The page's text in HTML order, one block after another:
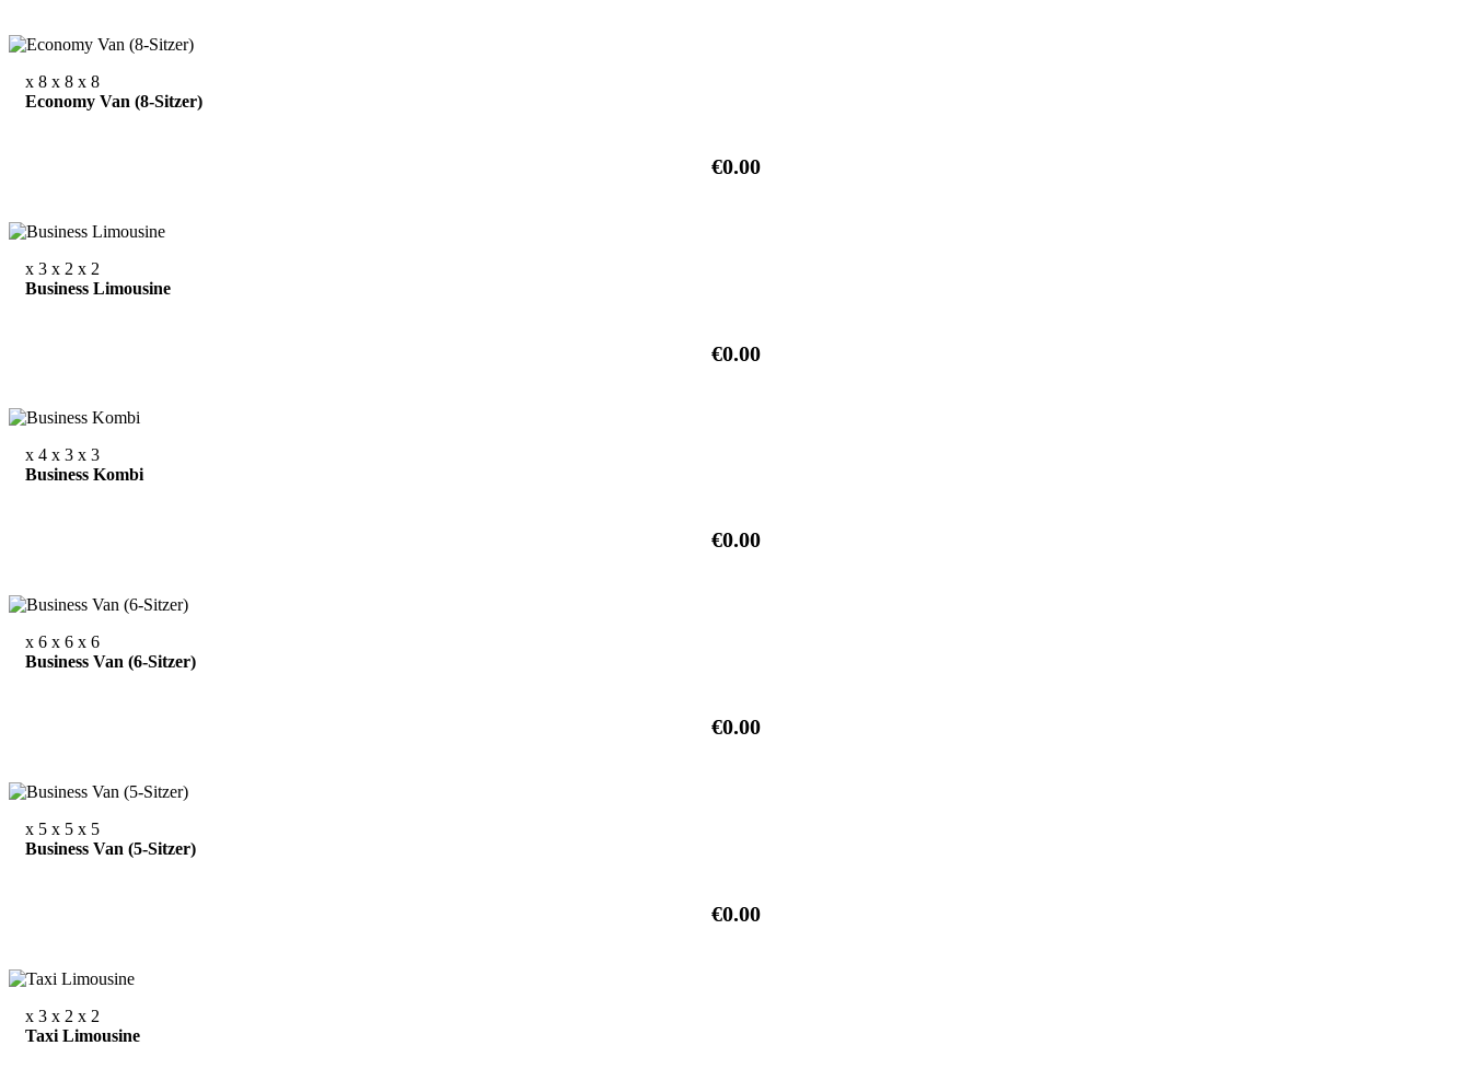
x 8 x 8 x 8
Economy Van (8-Sitzer)
€0.00
x 3 x 2 x 2
Business Limousine
€0.00
x 4 x 3 x 3
Business Kombi
€0.00
x 6 x 6 x 6
Business Van (6-Sitzer)
€0.00
x 5 x 5 x 5
Business Van (5-Sitzer)
€0.00
x 3 x 2 x 2
Taxi Limousine